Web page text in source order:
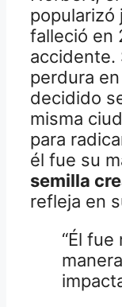
popularizó
falleció en
accidente.
perdura
decidido
misma
para
él fue su
semilla
refleja en
“Él fue